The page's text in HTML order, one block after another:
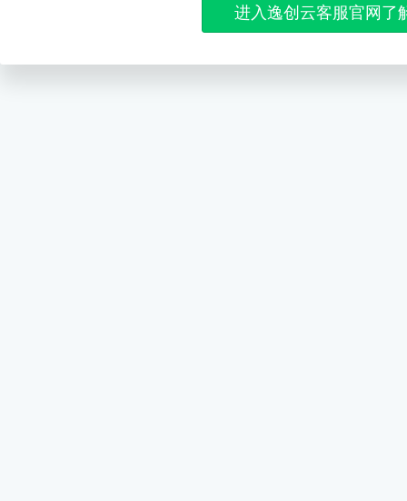
进入逸创云客服官网了